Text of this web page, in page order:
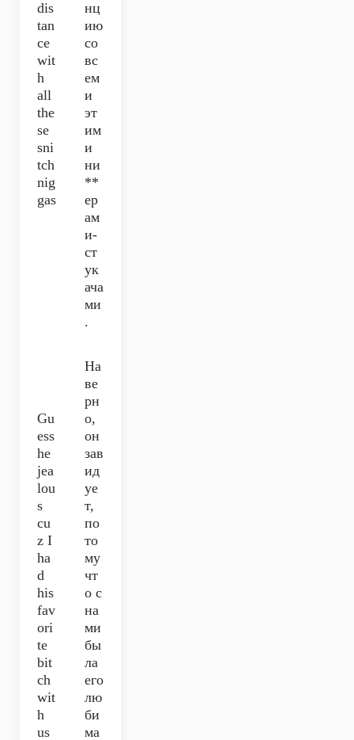
dis
tan
ce
wit
h
all
the
se
sni
tch
nig
gas
нц
ию
со
вс
ем
и
эт
им
и
ни
**
ер
ам
и-
ст
ук
ача
ми
.
Gu
ess
he
jea
lou
s
cu
z I
ha
d
his
fav
ori
te
bit
ch
wit
h
us
На
ве
рн
о,
он
зав
ид
уе
т,
по
то
му
чт
о с
на
ми
бы
ла
его
лю
би
ма